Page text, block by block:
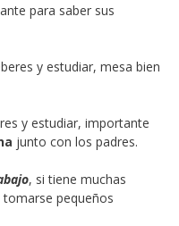
para saber sus
y estudiar, mesa bien
y estudiar, importante
junto con los padres.
, si tiene muchas
pequeños